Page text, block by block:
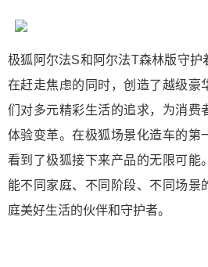
极狐阿尔法S和阿尔法T森林版守护
在赶走焦虑的同时，创造了越级豪
们对多元精彩生活的追求，为消费
体验变革。在极狐场景化造车的第
看到了极狐接下来产品的无限可能
能不同家庭、不同阶段、不同场景
庭美好生活的伙伴和守护者。